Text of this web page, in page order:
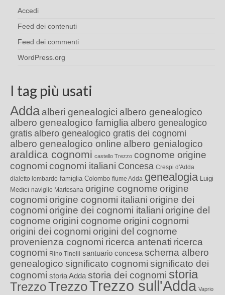
Accedi
Feed dei contenuti
Feed dei commenti
WordPress.org
I tag più usati
Adda alberi genealogici albero genealogico
albero genealogico famiglia albero genealogico
gratis albero genealogico gratis dei cognomi
albero genealogico online albero genialogico
araldica cognomi castello Trezzo cognome origine
cognomi cognomi italiani Concesa Crespi d'Adda
dialetto lombardo famiglia Colombo fiume Adda genealogia Luigi
Medici naviglio Martesana origine cognome origine
cognomi origine cognomi italiani origine dei
cognomi origine dei cognomi italiani origine del
cognome origini cognome origini cognomi
origini dei cognomi origini del cognome
provenienza cognomi ricerca antenati ricerca
cognomi Rino Tinelli santuario concesa schema albero
genealogico significato cognomi significato dei
cognomi storia Adda storia dei cognomi storia
TrezzoTrezzoTrezzo sull'Adda Vaprio